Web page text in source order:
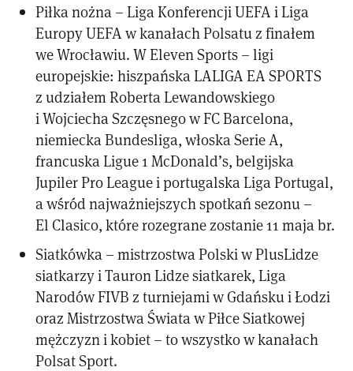
Piłka nożna – Liga Konferencji UEFA i Liga
Europy UEFA w kanałach Polsatu z finałem
we Wrocławiu. W Eleven Sports – ligi
europejskie: hiszpańska LALIGA EA SPORTS
z udziałem Roberta Lewandowskiego
i Wojciecha Szczęsnego w FC Barcelona,
niemiecka Bundesliga, włoska Serie A,
francuska Ligue 1 McDonald’s, belgijska
Jupiler Pro League i portugalska Liga Portugal,
a wśród najważniejszych spotkań sezonu –
El Clasico, które rozegrane zostanie 11 maja br.
Siatkówka – mistrzostwa Polski w PlusLidze
siatkarzy i Tauron Lidze siatkarek, Liga
Narodów FIVB z turniejami w Gdańsku i Łodzi
oraz Mistrzostwa Świata w Piłce Siatkowej
mężczyzn i kobiet – to wszystko w kanałach
Polsat Sport.